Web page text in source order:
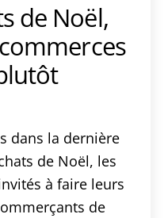
de Noël,
dans la dernière
de Noël, les
à faire leurs
de